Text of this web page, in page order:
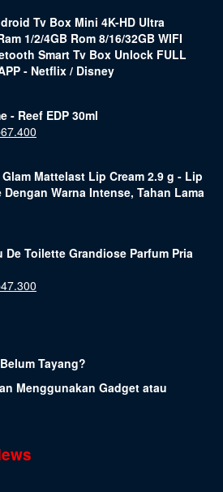
Tv Box Mini 4K-HD Ultra
1/2/4GB Rom 8/16/32GB WIFI
Smart Tv Box Unlock FULL
- Netflix / Disney
- Reef EDP 30ml
67.400
Mattelast Lip Cream 2.9 g - Lip
Dengan Warna Intense, Tahan Lama
De Toilette Grandiose Parfum Pria
47.300
Tayang?
Menggunakan Gadget atau